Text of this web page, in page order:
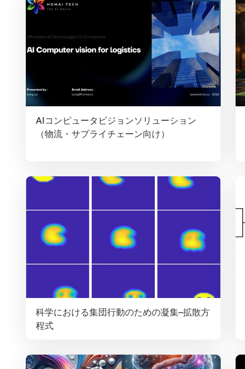
AIコンピュータビジョンソリューション
（物流・サプライチェーン向け）
科学における集団行動のための凝集–拡散方
程式